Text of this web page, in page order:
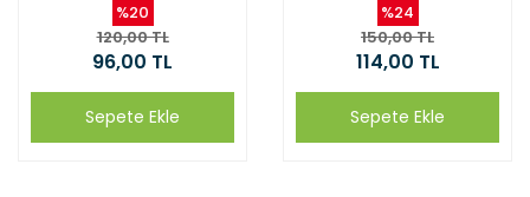
%20
120,00 TL
96,00 TL
Sepete Ekle
%24
150,00 TL
114,00 TL
Sepete Ekle